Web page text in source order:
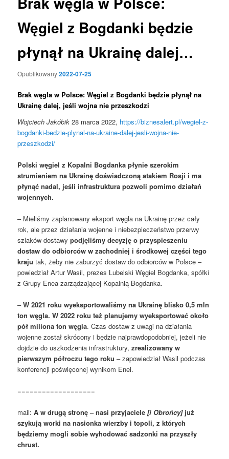
Węgiel z Bogdanki będzie
płynął na Ukrainę dalej…
Opublikowany2022-07-25
Brak węgla w Polsce: Węgiel z Bogdanki będzie płynął na
Ukrainę dalej, jeśli wojna nie przeszkodzi
Wojciech Jakóbik28 marca 2022, https://biznesalert.pl/wegiel-z-
bogdanki-bedzie-plynal-na-ukraine-dalej-jesli-wojna-nie-
przeszkodzi/
Polski węgiel z Kopalni Bogdanka płynie szerokim
strumieniem na Ukrainę doświadczoną atakiem Rosji i ma
płynąć nadal, jeśli infrastruktura pozwoli pomimo działań
wojennych.
– Mieliśmy zaplanowany eksport węgla na Ukrainę przez cały
rok, ale przez działania wojenne i niebezpieczeństwo przerwy
szlaków dostawy podjęliśmy decyzję o przyspieszeniu
dostaw do odbiorców w zachodniej i środkowej części tego
kraju tak, żeby nie zaburzyć dostaw do odbiorców w Polsce –
powiedział Artur Wasil, prezes Lubelski Węgiel Bogdanka, spółki
z Grupy Enea zarządzającej Kopalnią Bogdanka.
–W 2021 roku wyeksportowaliśmy na Ukrainę blisko 0,5 mln
ton węgla. W 2022 roku też planujemy wyeksportować około
pół miliona ton węgla. Czas dostaw z uwagi na działania
wojenne został skrócony i będzie najprawdopodobniej, jeżeli nie
dojdzie do uszkodzenia infrastruktury,zrealizowany w
pierwszym półroczu tego roku – zapowiedział Wasil podczas
konferencji poświęconej wynikom Enei.
===================
mail: A w drugą stronę – nasi przyjaciele[i Obrońcy] już
szykują worki na nasionka wierzby i topoli, z których
będziemy mogli sobie wyhodować sadzonki na przyszły
chrust.